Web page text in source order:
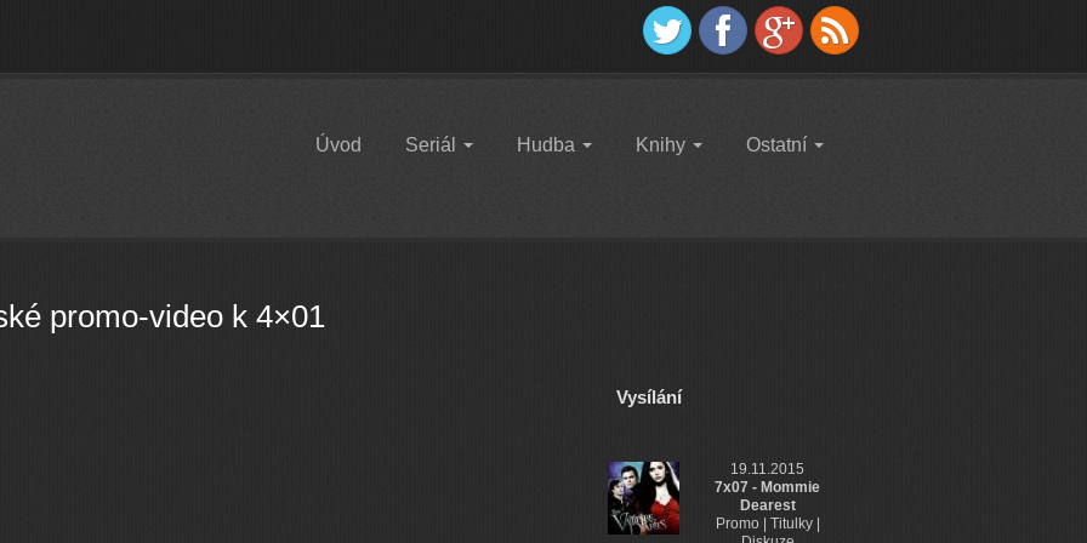
Úvod Seriál Hudba Knihy Ostatní
promo-video k 4×01
Vysílání
19.11.2015
7x07 - Mommie
Dearest
Promo | Titulky |